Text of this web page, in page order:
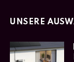
UNSERE